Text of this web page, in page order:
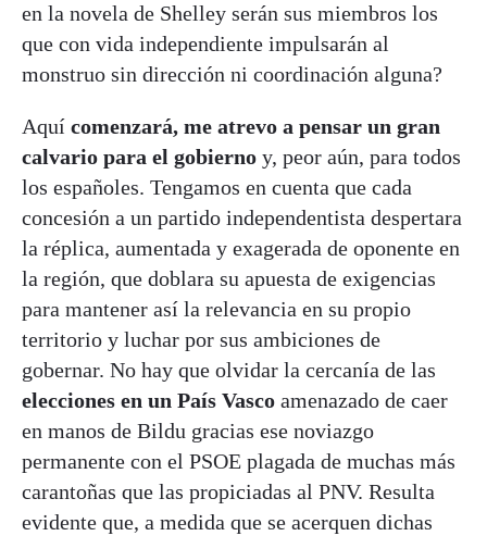
en la novela de Shelley serán sus miembros los
que con vida independiente impulsarán al
monstruo sin dirección ni coordinación alguna?
Aquí comenzará, me atrevo a pensar un gran
calvario para el gobierno y, peor aún, para todos
los españoles. Tengamos en cuenta que cada
concesión a un partido independentista despertara
la réplica, aumentada y exagerada de oponente en
la región, que doblara su apuesta de exigencias
para mantener así la relevancia en su propio
territorio y luchar por sus ambiciones de
gobernar. No hay que olvidar la cercanía de las
elecciones en un País Vasco amenazado de caer
en manos de Bildu gracias ese noviazgo
permanente con el PSOE plagada de muchas más
carantoñas que las propiciadas al PNV. Resulta
evidente que, a medida que se acerquen dichas